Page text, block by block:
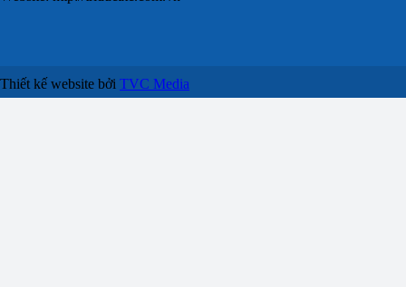
Thiết kế website bởi TVC Media